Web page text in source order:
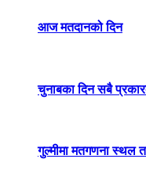
आज मतदानको दिन
चुनाबका दिन सबै
गुल्मीमा मतगणना स्थल